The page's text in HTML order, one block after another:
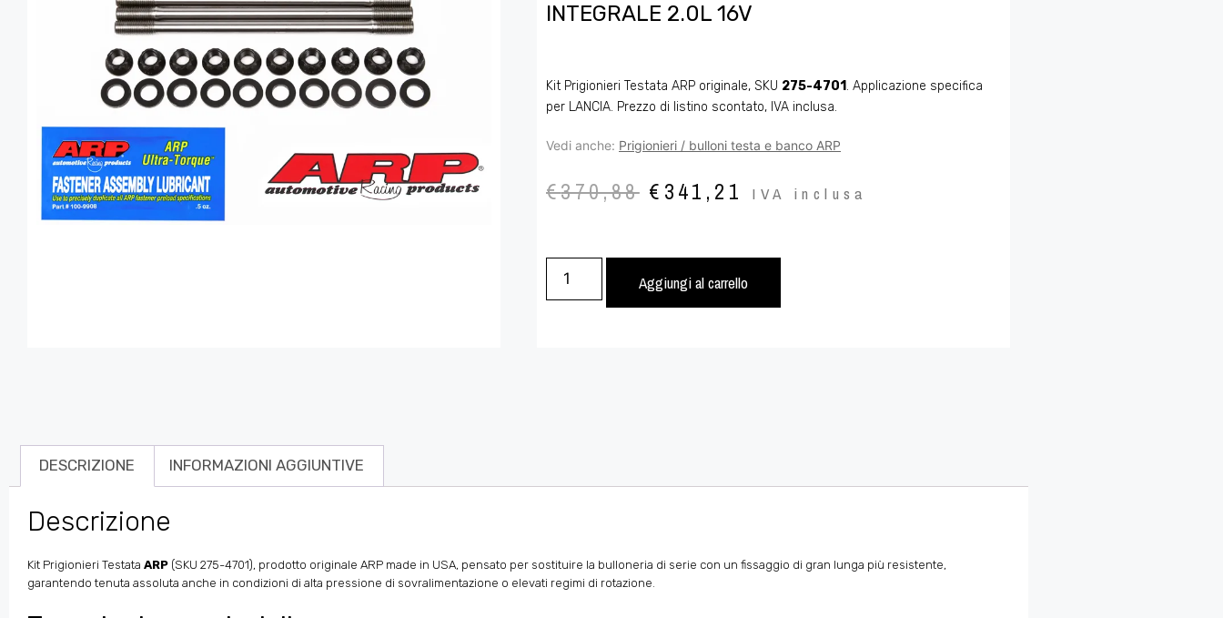
INTEGRALE 2.0L 16V
Kit Prigionieri Testata ARP originale, SKU 275-4701 . Applicazione specifica
per LANCIA. Prezzo di listino scontato, IVA inclusa.
Vedi anche: Prigionieri / bulloni testa e banco ARP
€370,88 € 341,21 IVA inclusa
Aggiungi al carrello
DESCRIZIONE INFORMAZIONI AGGIUNTIVE
Descrizione
Kit Prigionieri Testata ARP (SKU 275-4701), prodotto originale ARP made in USA, pensato per sostituire la bulloneria di serie con un fissaggio di gran lunga più resistente,
garantendo tenuta assoluta anche in condizioni di alta pressione di sovralimentazione o elevati regimi di rotazione.